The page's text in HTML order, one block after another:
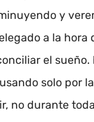
y
a la hora
el sueño.
solo por
no durante